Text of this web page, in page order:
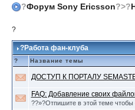
?Форум Sony Ericsson?>?
?
?Работа фан-клуба
? Название темы
ДОСТУП К ПОРТАЛУ
FAQ: Добавление своих
??»?Отпишите в этой теме чтобы